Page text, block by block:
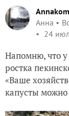
Анна
24
Напомню, что
ростка
«Ваше
капусты можно